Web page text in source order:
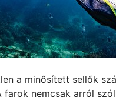
a minősített sellők
nemcsak arról